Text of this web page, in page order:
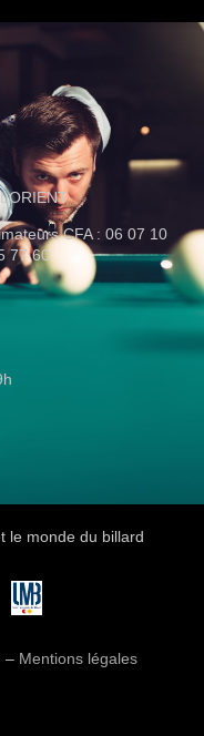
CFA : 06 07 10
77 60
le monde du billard
– Mentions légales